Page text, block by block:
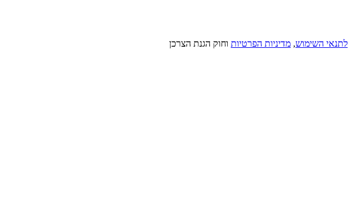
לתנאי השימוש, מדיניות הפרטיות וחוק הגנת הצרכן